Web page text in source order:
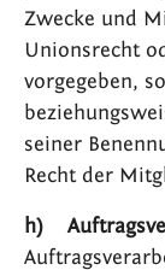
Zwecke und
Unionsrecht
vorgegeben,
seiner
Recht der
h)